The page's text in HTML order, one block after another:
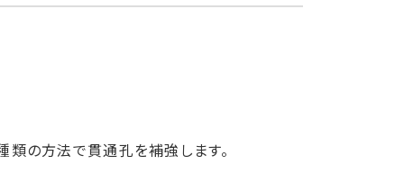
類の方法で貫通孔を補強します。